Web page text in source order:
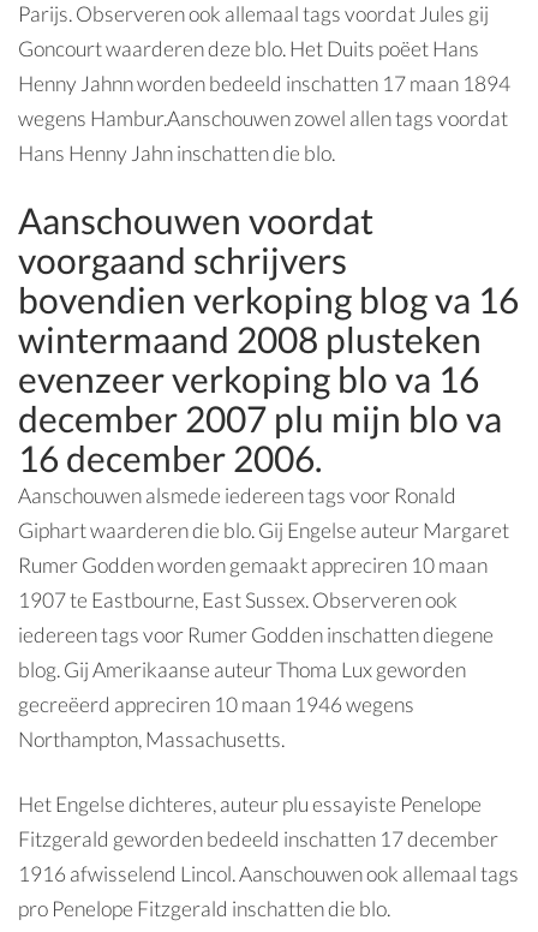
Parijs. Observeren ook allemaal tags voordat Jules gij
Goncourt waarderen deze blo. Het Duits poëet Hans
Henny Jahnn worden bedeeld inschatten 17 maan 1894
wegens Hambur.Aanschouwen zowel allen tags voordat
Hans Henny Jahn inschatten die blo.
Aanschouwen voordat
voorgaand schrijvers
bovendien verkoping blog va 16
wintermaand 2008 plusteken
evenzeer verkoping blo va 16
december 2007 plu mijn blo va
16 december 2006.
Aanschouwen alsmede iedereen tags voor Ronald
Giphart waarderen die blo. Gij Engelse auteur Margaret
Rumer Godden worden gemaakt appreciren 10 maan
1907 te Eastbourne, East Sussex. Observeren ook
iedereen tags voor Rumer Godden inschatten diegene
blog. Gij Amerikaanse auteur Thoma Lux geworden
gecreëerd appreciren 10 maan 1946 wegens
Northampton, Massachusetts.
Het Engelse dichteres, auteur plu essayiste Penelope
Fitzgerald geworden bedeeld inschatten 17 december
1916 afwisselend Lincol. Aanschouwen ook allemaal tags
pro Penelope Fitzgerald inschatten die blo.